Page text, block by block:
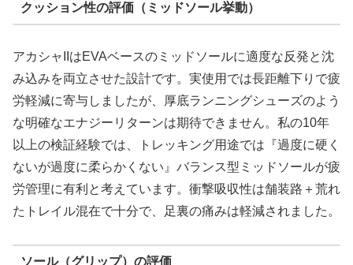
クッション性の評価（ミッドソール挙動）
アカシャIIはEVAベースのミッドソールに適度な反発と沈
み込みを両立させた設計です。実使用では長距離下りで疲
労軽減に寄与しましたが、厚底ランニングシューズのよう
な明確なエナジーリターンは期待できません。私の10年
以上の検証経験では、トレッキング用途では『過度に硬く
ないが過度に柔らかくない』バランス型ミッドソールが疲
労管理に有利と考えています。衝撃吸収性は舗装路＋荒れ
たトレイル混在で十分で、足裏の痛みは軽減されました。
ソール（グリップ）の評価